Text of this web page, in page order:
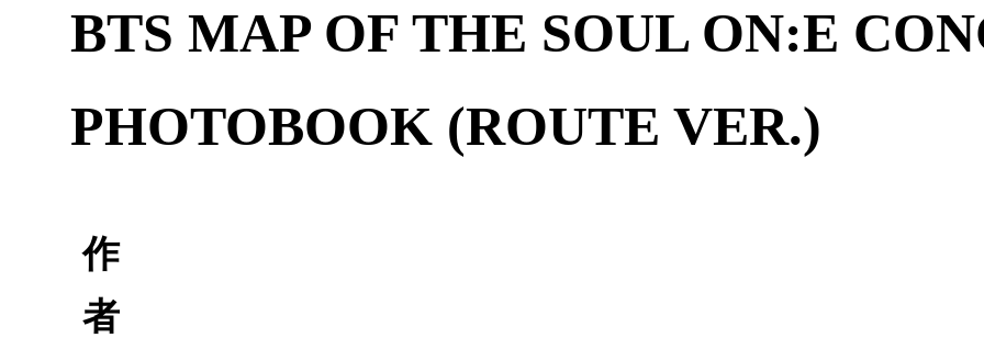
BTS MAP OF THE SOUL ON:E
PHOTOBOOK (ROUTE VER.)
作
者